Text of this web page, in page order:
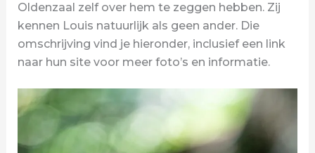
Oldenzaal zelf over hem te zeggen hebben. Zij
kennen Louis natuurlijk als geen ander. Die
omschrijving vind je hieronder, inclusief een link
naar hun site voor meer foto’s en informatie.